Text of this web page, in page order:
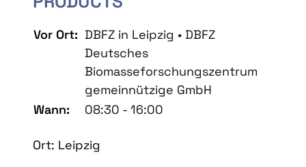
Vor Ort: DBFZ in Leipzig • DBFZ
Deutsches
Biomasseforschungszentrum
gemeinnützige GmbH
Wann:
08:30 - 16:00
Ort: Leipzig